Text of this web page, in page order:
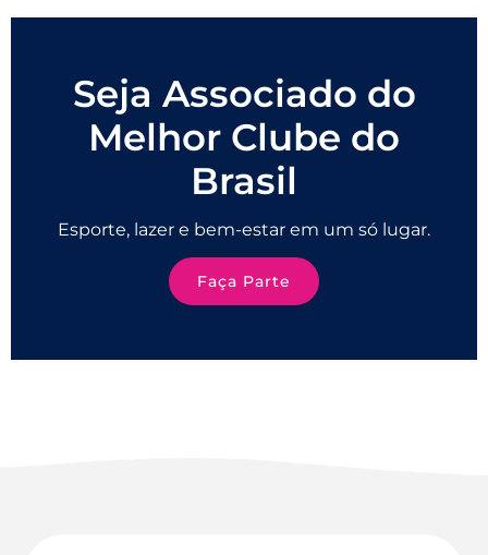
Seja Associado do
Melhor Clube do
Brasil
Esporte, lazer e bem-estar em um só lugar.
Faça Parte